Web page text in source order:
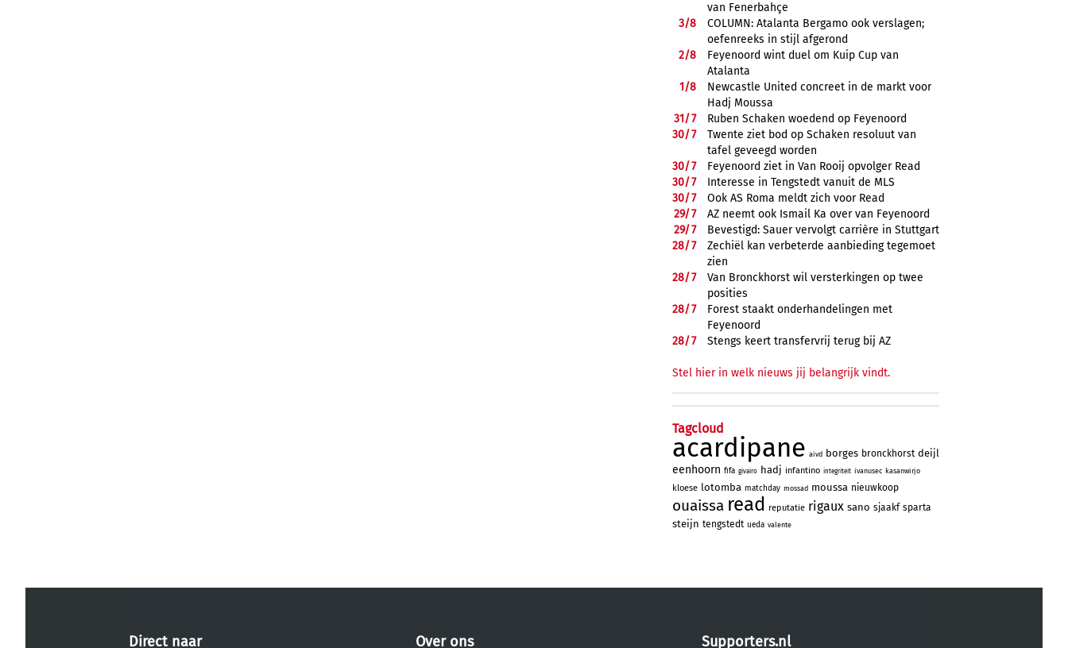
van Fenerbahçe
3/8
COLUMN: Atalanta Bergamo ook verslagen;
oefenreeks in stijl afgerond
2/8
Feyenoord wint duel om Kuip Cup van
Atalanta
1/8
Newcastle United concreet in de markt voor
Hadj Moussa
31/7
Ruben Schaken woedend op Feyenoord
30/7
Twente ziet bod op Schaken resoluut van
tafel geveegd worden
30/7
Feyenoord ziet in Van Rooij opvolger Read
30/7
Interesse in Tengstedt vanuit de MLS
30/7
Ook AS Roma meldt zich voor Read
29/7
AZ neemt ook Ismail Ka over van Feyenoord
29/7
Bevestigd: Sauer vervolgt carrière in Stuttgart
28/7
Zechiël kan verbeterde aanbieding tegemoet
zien
28/7
Van Bronckhorst wil versterkingen op twee
posities
28/7
Forest staakt onderhandelingen met
Feyenoord
28/7 Stengs keert transfervrij terug bij AZ
Stel hier in welk nieuws jij belangrijk vindt.
Tagcloud
acardipane aivd borges bronckhorst deijl
eenhoorn fifa givairo hadj infantino integriteit ivanusec kasanwirjo
kloese lotomba matchday mossad moussa nieuwkoop
ouaissa read reputatie rigaux sano sjaakf sparta
steijn tengstedt ueda valente
Direct naar Over ons Supporters.nl